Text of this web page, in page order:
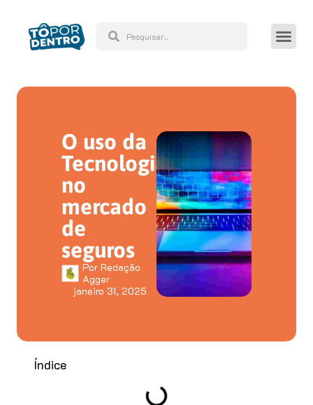
O uso da
Tecnologia
no
mercado
de
seguros
Por Redação
Agger
janeiro 31, 2025
Índice